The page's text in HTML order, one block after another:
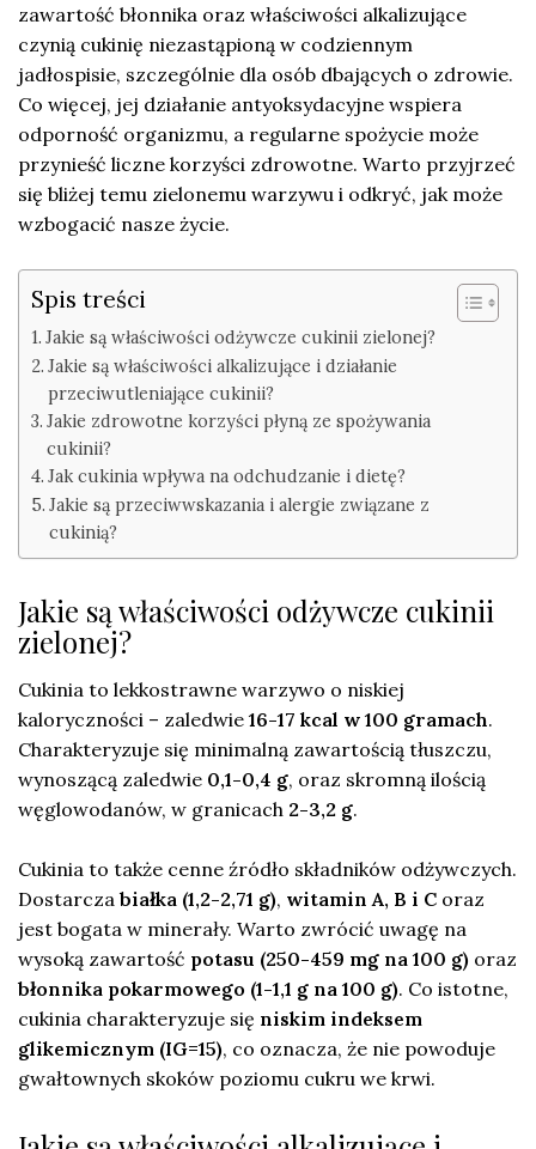
zawartość błonnika oraz właściwości alkalizujące
czynią cukinię niezastąpioną w codziennym
jadłospisie, szczególnie dla osób dbających o zdrowie.
Co więcej, jej działanie antyoksydacyjne wspiera
odporność organizmu, a regularne spożycie może
przynieść liczne korzyści zdrowotne. Warto przyjrzeć
się bliżej temu zielonemu warzywu i odkryć, jak może
wzbogacić nasze życie.
Spis treści
Jakie są właściwości odżywcze cukinii zielonej?
Jakie są właściwości alkalizujące i działanie
przeciwutleniające cukinii?
Jakie zdrowotne korzyści płyną ze spożywania
cukinii?
Jak cukinia wpływa na odchudzanie i dietę?
Jakie są przeciwwskazania i alergie związane z
cukinią?
Jakie są właściwości odżywcze cukinii
zielonej?
Cukinia to lekkostrawne warzywo o niskiej
kaloryczności – zaledwie16-17 kcal w 100 gramach.
Charakteryzuje się minimalną zawartością tłuszczu,
wynoszącą zaledwie 0,1-0,4 g, oraz skromną ilością
węglowodanów, w granicach 2-3,2 g.
Cukinia to także cenne źródło składników odżywczych.
Dostarcza białka (1,2-2,71 g), witamin A, B i C oraz
jest bogata w minerały. Warto zwrócić uwagę na
wysoką zawartość potasu (250-459 mg na 100 g) oraz
błonnika pokarmowego (1-1,1 g na 100 g). Co istotne,
cukinia charakteryzuje się niskim indeksem
glikemicznym (IG=15), co oznacza, że nie powoduje
gwałtownych skoków poziomu cukru we krwi.